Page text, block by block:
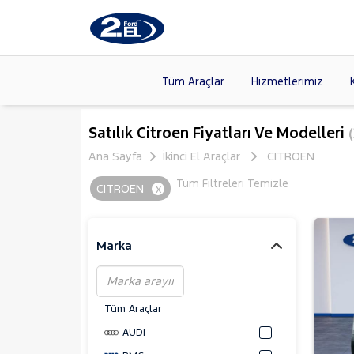
Tüm Araçlar Hizmetlerimiz
Markalar >
Modeller >
Kasalar
FORD
NISSAN
Satılık Citroen Fiyatları Ve Modelleri
Ana Sayfa
İkinci El Araçlar CITROEN
Tüm Filtreleri Temizle
CITROEN x
Marka
Tüm Araçlar
AUDI